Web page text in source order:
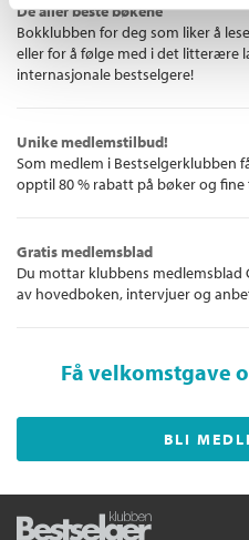
Kaja Kvernbakken(f. 1982) er
Forfatterstudiet i Bø. Hun bor i
skjønnlitterære debut.
De aller beste bøkene
Bokklubben for deg som liker å
eller for å følge med i det litterære
internasjonale bestselgere!
Unike medlemstilbud!
Som medlem i Bestselgerklubben
opptil 80 % rabatt på bøker og fine
Gratis medlemsblad
Du mottar klubbens medlemsblad
av hovedboken, intervjuer og
Få velkomstgave
BLI